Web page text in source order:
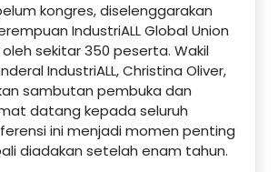
kongres, diselenggarakan
IndustriALL Global Union
sekitar 350 peserta. Wakil
IndustriALL, Christina Oliver,
sambutan pembuka dan
datang kepada seluruh
ini menjadi momen penting
diadakan setelah enam tahun.